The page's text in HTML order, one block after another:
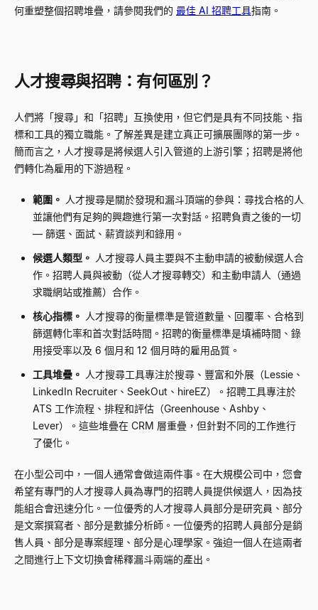
何重塑整個招聘堆疊，請參閱我們的 最佳 AI 招聘工具指南。
人才搜尋與招聘：有何區別？
人們將「搜尋」和「招聘」互換使用，但它們是具有不同技能、指
標和工具的獨立職能。了解差異是建立真正可擴展團隊的第一步。
簡而言之，人才搜尋是將候選人引入管道的上游引擎；招聘是將他
們轉化為雇用的下游過程。
範圍。 人才搜尋是關於發現和漏斗頂端的參與：尋找合格的人
並讓他們有足夠的興趣進行第一次對話。招聘負責之後的一切
— 篩選、面試、薪資談判和錄用。
候選人類型。 人才搜尋人員主要與不主動申請的被動候選人合
作。招聘人員與被動（從人才搜尋轉交）和主動申請人（通過
求職網站或推薦）合作。
核心指標。 人才搜尋的衡量標準是管道數量、回覆率、合格到
篩選轉化率和首次對話時間。招聘的衡量標準是填補時間、錄
用接受率以及 6 個月和 12 個月時的雇用品質。
工具堆疊。 人才搜尋工具專注於搜尋、豐富和外展（Lessie、
LinkedIn Recruiter、SeekOut、hireEZ）。招聘工具專注於
ATS 工作流程、排程和評估（Greenhouse、Ashby、
Lever）。這些堆疊在 CRM 層重疊，但針對不同的工作進行
了優化。
在小型公司中，一個人通常會做這兩件事。在大規模公司中，您會
希望有專門的人才搜尋人員為專門的招聘人員提供候選人，因為技
能組合會迅速分化。一位優秀的人才搜尋人員部分是研究員、部分
是文案撰寫者、部分是數據分析師。一位優秀的招聘人員部分是銷
售人員、部分是專案經理、部分是心理學家。強迫一個人在這兩者
之間進行上下文切換會稀釋漏斗兩端的產出。